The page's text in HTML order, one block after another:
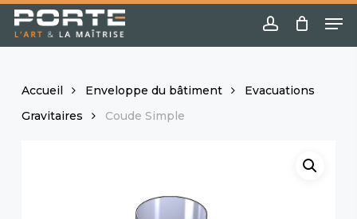
Skip
main
account
Accueil Enveloppe du bâtiment
Evacuations
Gravitaires
Coude Simple